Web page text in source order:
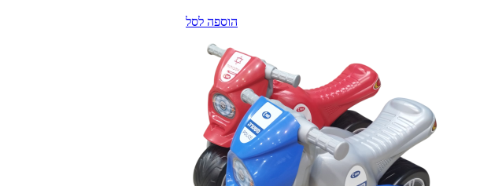
הוספה לסל